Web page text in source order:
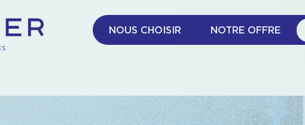
NOUS CHOISIR NOTRE OFFRE